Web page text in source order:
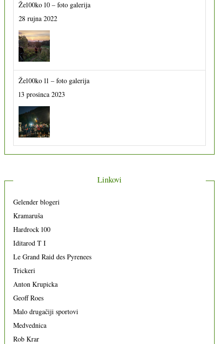
Že100ko 11 – foto galerija
13 prosinca 2023
Linkovi
Gelender blogeri
Kramaruša
Hardrock 100
Iditarod T I
Le Grand Raid des Pyrenees
Trickeri
Anton Krupicka
Geoff Roes
Malo drugačiji sportovi
Medvednica
Rob Krar